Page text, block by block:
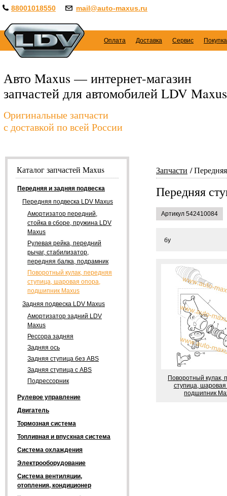
88001018550 mail@auto-maxus.ru
Оплата Доставка Сервис
Авто Maxus — интернет-магазин
запчастей для автомобилей LDV Maxus
Оригинальные запчасти
с доставкой по всей России
Запчасти
Передняя
Артикул 542410084
бу
Поворотный кулак,
ступица,
подшипник
Каталог запчастей Maxus
Передняя и задняя подвеска
Передняя подвеска LDV Maxus
Амортизатор передний,
стойка в сборе, пружина LDV
Maxus
Рулевая рейка, передний
рычаг, стабилизатор,
передняя балка, подрамник
Поворотный кулак, передняя
ступица, шаровая опора,
подшипник Maxus
Задняя подвеска LDV Maxus
Амортизатор задний LDV
Maxus
Рессора задняя
Задняя ось
Задняя ступица без ABS
Задняя ступица с ABS
Подрессорник
Рулевое управление
Двигатель
Тормозная система
Топливная и впускная система
Система охлаждения
Электрооборудование
Система вентиляции,
отопления, кондиционер